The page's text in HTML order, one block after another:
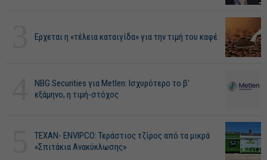
Ερχεται η «τέλεια καταιγίδα» για την τιμή του καφέ
NBG Securities για Metlen: Ισχυρότερο το β'
εξάμηνο, η τιμή-στόχος
ΤΕΧΑΝ- ENVIPCO: Τεράστιος τζίρος από τα μικρά
«Σπιτάκια Ανακύκλωσης»